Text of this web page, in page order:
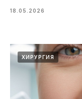
18.05.2026
ХИРУРГИЯ